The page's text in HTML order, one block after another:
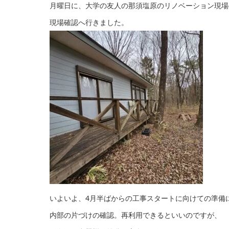
月曜日に、大学の友人の那須塩原のリノベーション現
現場確認へ行きました。
いよいよ、4月半ばからの工事スタートに向けての準備
内部の片づけの確認。再利用できるといいのですが、